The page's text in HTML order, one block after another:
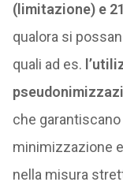
(limitazione) e
qualora si
quali ad es.
che
minimizzazione
nella misura